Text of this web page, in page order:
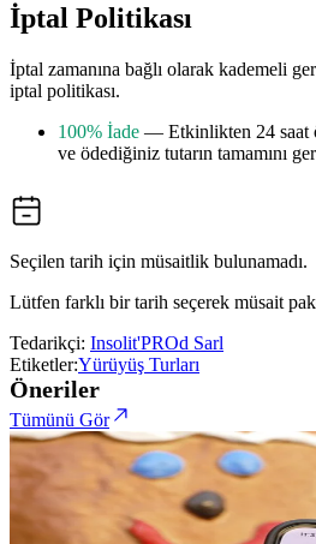
İptal Politikası
İptal zamanına bağlı olarak kademeli
iptal politikası.
100% İade — Etkinlikten 24 saat
ve ödediğiniz tutarın tamamını
Seçilen tarih için müsaitlik bulunamadı.
Lütfen farklı bir tarih seçerek müsait
Tedarikçi: Insolit'PROd Sarl
Etiketler:Yürüyüş Turları
Öneriler
Tümünü Gör